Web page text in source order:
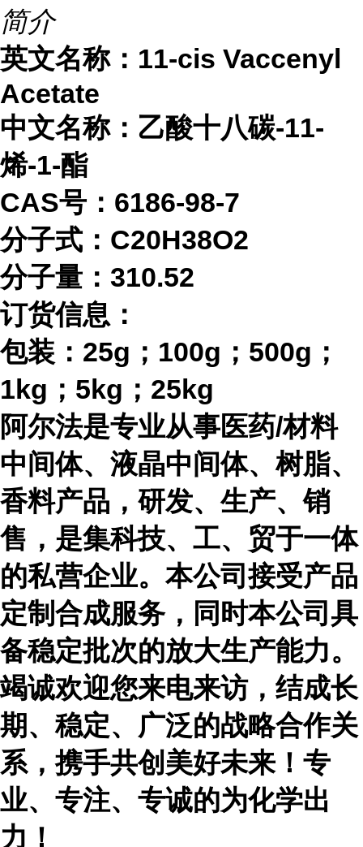
简介
英文名称： 11-cis Vaccenyl
Acetate
中文名称：乙酸十八碳-11-
烯-1-酯
CAS号：6186-98-7
分子式： C20H38O2
分子量： 310.52
订货信息：
包装： 25g；100g；500g；
1kg；5kg；25kg
阿尔法是专业从事医药/材料
中间体、液晶中间体、树脂、
香料产品，研发、生产、销
售，是集科技、工、贸于一体
的私营企业。本公司接受产品
定制合成服务，同时本公司具
备稳定批次的放大生产能力。
竭诚欢迎您来电来访，结成长
期、稳定、广泛的战略合作关
系，携手共创美好未来！专
业、专注、专诚的为化学出
力！